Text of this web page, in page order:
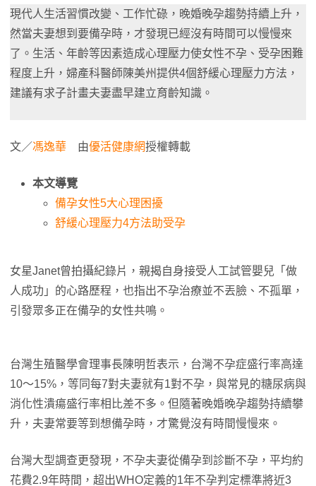
現代人生活習慣改變、工作忙碌，晚婚晚孕趨勢持續上升，
然當夫妻想到要備孕時，才發現已經沒有時間可以慢慢來
了。生活、年齡等因素造成心理壓力使女性不孕、受孕困難
程度上升，婦產科醫師陳美州提供4個舒緩心理壓力方法，
建議有求子計畫夫妻盡早建立育齡知識。
文／馮逸華 由優活健康網授權轉載
本文導覽
備孕女性5大心理困擾
舒緩心理壓力4方法助受孕
女星Janet曾拍攝紀錄片，親揭自身接受人工試管嬰兒「做
人成功」的心路歷程，也指出不孕治療並不丟臉、不孤單，
引發眾多正在備孕的女性共鳴。
台灣生殖醫學會理事長陳明哲表示，台灣不孕症盛行率高達
10～15%，等同每7對夫妻就有1對不孕，與常見的糖尿病與
消化性潰瘍盛行率相比差不多。但隨著晚婚晚孕趨勢持續攀
升，夫妻常要等到想備孕時，才驚覺沒有時間慢慢來。
台灣大型調查更發現，不孕夫妻從備孕到診斷不孕，平均約
花費2.9年時間，超出WHO定義的1年不孕判定標準將近3